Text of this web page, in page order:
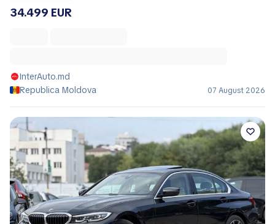
34.499 EUR
InterAuto.md
Republica Moldova
07 August 2026